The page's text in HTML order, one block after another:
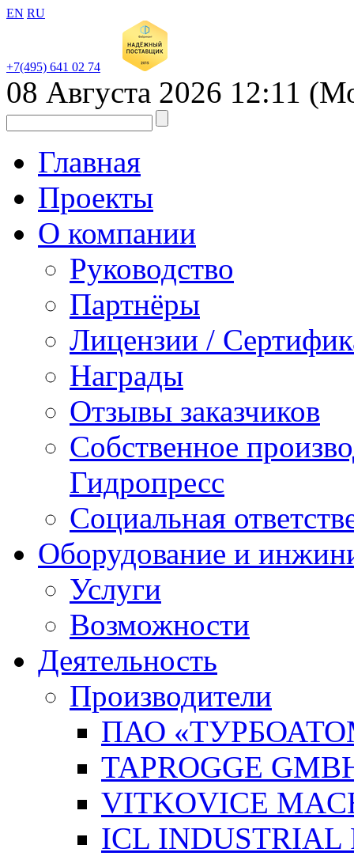
EN RU
+7(495) 641 02 74
08 Августа 2026 12:11
Главная
Проекты
О компании
Руководство
Партнёры
Лицензии /
Награды
Отзывы заказчиков
Собственное
Гидропресс
Социальная
Оборудование и
Услуги
Возможности
Деятельность
Производители
ПАО
TAPROGGE
VITKOVICE
ICL INDUSTRIAL